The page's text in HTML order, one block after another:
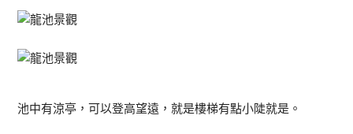
池中有涼亭，可以登高望遠，就是樓梯有點小陡就是。